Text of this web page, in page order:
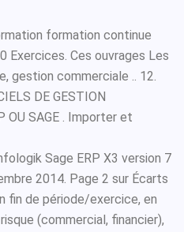
formation continue
Exercices. Ces ouvrages Les
gestion commerciale .. 12.
DE GESTION
OU SAGE . Importer et
Sage ERP X3 version 7
2014. Page 2 sur Écarts
fin de période/exercice, en
(commercial, financier),